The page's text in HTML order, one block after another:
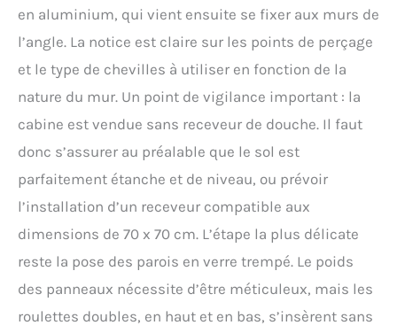
en aluminium, qui vient ensuite se fixer aux murs de
l’angle. La notice est claire sur les points de perçage
et le type de chevilles à utiliser en fonction de la
nature du mur. Un point de vigilance important : la
cabine est vendue sans receveur de douche. Il faut
donc s’assurer au préalable que le sol est
parfaitement étanche et de niveau, ou prévoir
l’installation d’un receveur compatible aux
dimensions de 70 x 70 cm. L’étape la plus délicate
reste la pose des parois en verre trempé. Le poids
des panneaux nécessite d’être méticuleux, mais les
roulettes doubles, en haut et en bas, s’insèrent sans